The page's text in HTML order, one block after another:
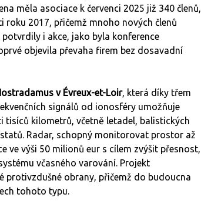
měla asociace k červenci 2025 již 340 členů,
2017, přičemž mnoho nových členů
i akce, jako byla konference
objevila převaha firem bez dosavadní
v Évreux-et-Loir, která díky třem
signálů od ionosféry umožňuje
tisíců kilometrů, včetně letadel, balistických
Radar, schopný monitorovat prostor až
ve výši 50 milionů eur s cílem zvýšit přesnost,
včasného varování. Projekt
protivzdušné obrany, přičemž do budoucna
tohoto typu.